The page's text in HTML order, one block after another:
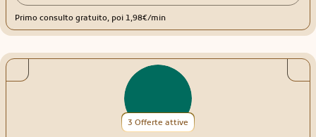
Primo consulto gratuito, poi 1,98€/min
3 Offerte attive